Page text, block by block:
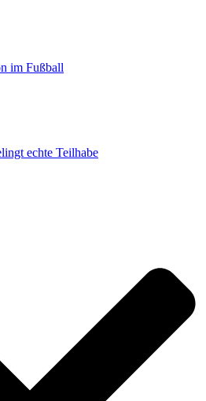
im Fußball
echte Teilhabe